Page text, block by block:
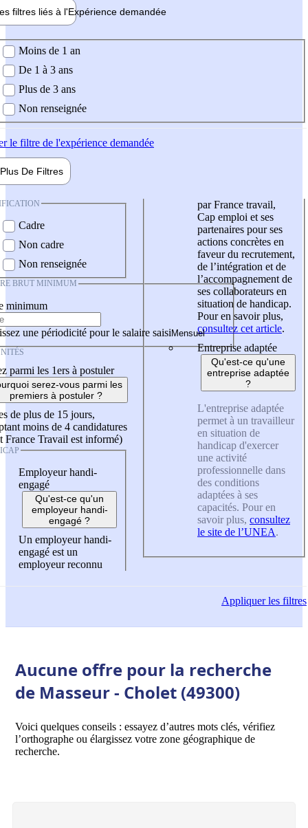
filtres liés à l'Expérience demandée
demandée
Moins de 1 an
De 1 à 3 ans
Plus de 3 ans
Non renseignée
le filtre de l'expérience demandée
Plus De Filtres
Cadre
Non cadre
Non renseignée
BRUT MINIMUM
minimum
une périodicité pour le salaire saisi
parmi les 1ers à postuler
serez-vous parmi les
premiers à postuler ?
de plus de 15 jours,
moins de 4 candidatures
France Travail est informé)
Employeur handi-
engagé
Qu'est-ce qu'un
employeur handi-
engagé ?
Un employeur handi-
engagé est un
employeur reconnu
par France travail,
Cap emploi et ses
partenaires pour ses
actions concrètes en
faveur du recrutement,
de l’intégration et de
l’accompagnement de
ses collaborateurs en
situation de handicap.
Pour en savoir plus,
consultez cet article.
Entreprise adaptée
Qu'est-ce qu'une
entreprise adaptée
?
L'entreprise adaptée
permet à un travailleur
en situation de
handicap d'exercer
une activité
professionnelle dans
des conditions
adaptées à ses
capacités. Pour en
savoir plus, consultez
le site de l’UNEA.
Appliquerles filtres
Aucune offre pour la recherche
de Masseur - Cholet (49300)
Voici quelques conseils : essayez d’autres mots clés, vérifiez
l’orthographe ou élargissez votre zone géographique de
recherche.